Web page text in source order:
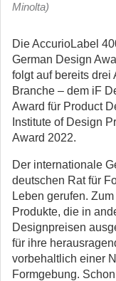
Minolta)
Die AccurioLabel
German Design
folgt auf bereits drei
Branche – dem iF
Award für Product
Institute of Design
Award 2022.
Der internationale
deutschen Rat für
Leben gerufen.
Produkte, die in
Designpreisen
für ihre
vorbehaltlich einer
Formgebung.